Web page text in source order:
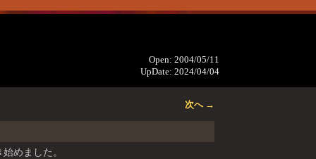
Open: 2004/05/11
UpDate: 2024/04/04
次へ →
めました。